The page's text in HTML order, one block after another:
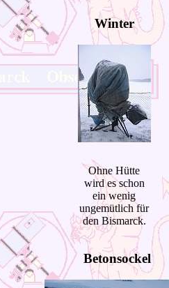
Winter
Ohne Hütte
wird es schon
ein wenig
ungemütlich für
den Bismarck.
Betonsockel